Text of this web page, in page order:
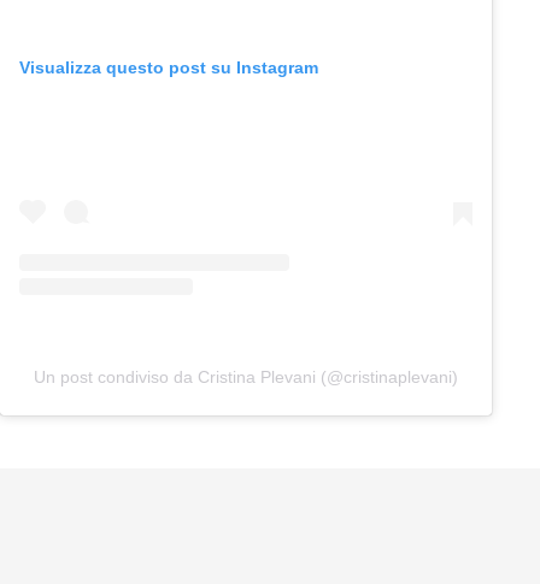
Visualizza questo post su Instagram
Un post condiviso da Cristina Plevani (@cristinaplevani)